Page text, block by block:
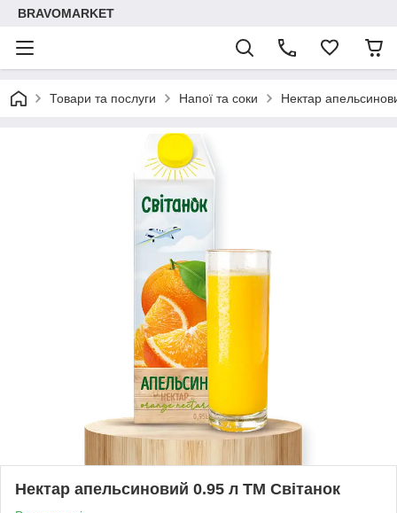
BRAVOMARKET
Товари та послуги Напої та соки Нектар
Нектар апельсиновий 0.95 л ТМ Світанок